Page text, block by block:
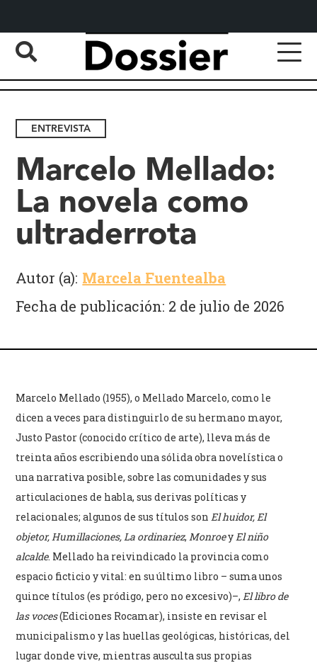
ENTREVISTA
Marcelo Mellado:
La novela como
ultraderrota
Autor (a): Marcela Fuentealba
Fecha de publicación: 2 de julio de 2026
Marcelo Mellado (1955), o Mellado Marcelo, como le
dicen a veces para distinguirlo de su hermano mayor,
Justo Pastor (conocido crítico de arte), lleva más de
treinta años escribiendo una sólida obra novelística o
una narrativa posible, sobre las comunidades y sus
articulaciones de habla, sus derivas políticas y
relacionales; algunos de sus títulos sonEl huidor, El
objetor, Humillaciones, La ordinariez,MonroeyEl niño
alcalde. Mellado ha reivindicado la provincia como
espacio ficticio y vital: en su último libro – suma unos
quince títulos (es pródigo, pero no excesivo)–,El libro de
las voces(Ediciones Rocamar), insiste en revisar el
municipalismo y las huellas geológicas, históricas, del
lugar donde vive, mientras ausculta sus propias